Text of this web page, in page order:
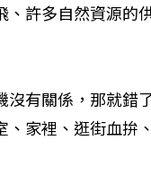
許多自然資源的
有關係，那就錯
家裡、逛街血拚